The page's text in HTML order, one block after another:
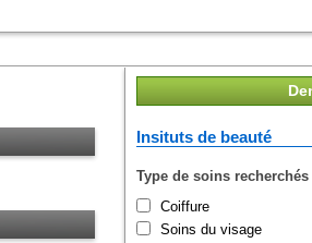
Insituts de beauté
Type de soins recherchés
Coiffure
Soins du visage